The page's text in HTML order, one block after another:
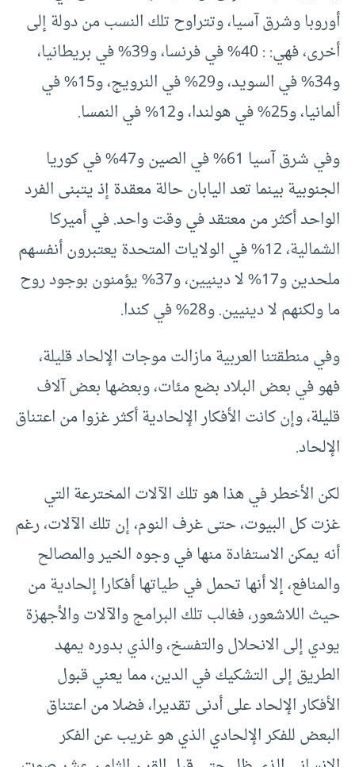
أوروبا وشرق آسيا، وتتراوح تلك النسب من دولة إلى
أخرى، فهي: : 40% في فرنسا، و39% في بريطانيا،
و34% في السويد، و29% في النرويج، و15% في
ألمانيا، و25% في هولندا، و12% في النمسا.
وفي شرق آسيا 61% في الصين و47% في كوريا
الجنوبية بينما تعد اليابان حالة معقدة إذ يتبنى الفرد
الواحد أكثر من معتقد في وقت واحد. في أميركا
الشمالية، 12% في الولايات المتحدة يعتبرون أنفسهم
ملحدين و17% لا دينيين، و37% يؤمنون بوجود روح
ما ولكنهم لا دينيين. و28% في كندا.
وفي منطقتنا العربية مازالت موجات الإلحاد قليلة،
فهو في بعض البلاد بضع مئات، وبعضها بعض آلاف
قليلة، وإن كانت الأفكار الإلحادية أكثر غزوا من اعتناق
الإلحاد.
لكن الأخطر في هذا هو تلك الآلات المخترعة التي
غزت كل البيوت، حتى غرف النوم، إن تلك الآلات، رغم
أنه يمكن الاستفادة منها في وجوه الخير والمصالح
والمنافع، إلا أنها تحمل في طياتها أفكارا إلحادية من
حيث اللاشعور، فغالب تلك البرامج والآلات والأجهزة
يودي إلى الانحلال والتفسخ، والذي بدوره يمهد
الطريق إلى التشكيك في الدين، مما يعني قبول
الأفكار الإلحاد على أدنى تقديرا، فضلا من اعتناق
البعض للفكر الإلحادي الذي هو غريب عن الفكر